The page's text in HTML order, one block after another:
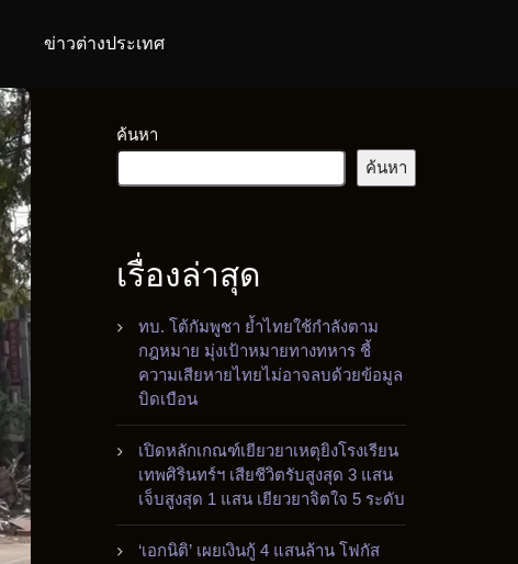
ข่าวต่างประเทศ
ค้นหา
ค้นหา
เรื่องล่าสุด
ทบ. โต้กัมพูชา ย้ำไทยใช้กำลังตาม
กฎหมาย มุ่งเป้าหมายทางทหาร ชี้
ความเสียหายไทยไม่อาจลบด้วยข้อมูล
บิดเบือน
เปิดหลักเกณฑ์เยียวยาเหตุยิงโรงเรียน
เทพศิรินทร์ฯ เสียชีวิตรับสูงสุด 3 แสน
เจ็บสูงสุด 1 แสน เยียวยาจิตใจ 5 ระดับ
‘เอกนิติ’ เผยเงินกู้ 4 แสนล้าน โฟกัส